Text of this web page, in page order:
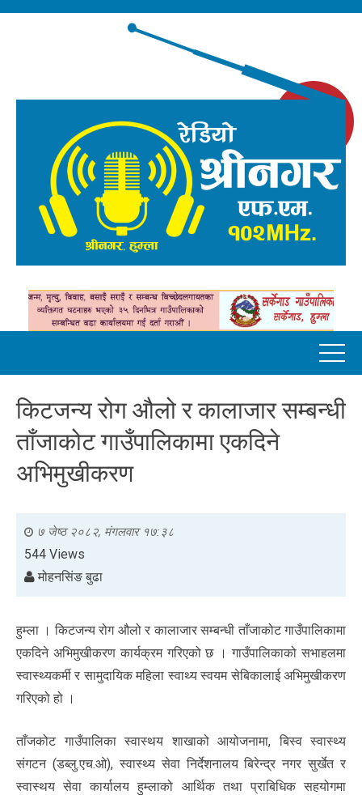
किटजन्य रोग औलो र कालाजार सम्बन्धी
ताँजाकोट गाउँपालिकामा एकदिने
अभिमुखीकरण
७ जेष्ठ २०८२, मंगलवार १७:३८
544 Views
मोहनसिंङ बुढा
हुम्ला । किटजन्य रोग औलो र कालाजार सम्बन्धी ताँजाकोट गाउँपालिकामा
एकदिने अभिमुखीकरण कार्यक्रम गरिएको छ । गाउँपालिकाको सभाहलमा
स्वास्थ्यकर्मी र सामुदायिक महिला स्वाथ्य स्वयम सेबिकालाई अभिमुखीकरण
गरिएको हो ।
ताँजकोट गाउँपालिका स्वास्थय शाखाको आयोजनामा, बिस्व स्वास्थ्य
संगटन (डब्लु.एच.ओ), स्वास्थ्य सेवा निर्देशनालय बिरेन्द्र नगर सुर्खेत र
स्वास्थय सेवा कार्यालय हुम्लाको आर्थिक तथा प्राबिधिक सहयोगमा